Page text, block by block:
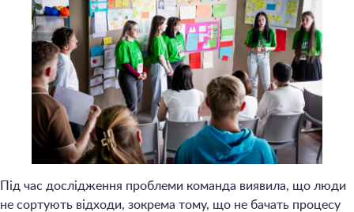
Під час дослідження проблеми команда виявила, що люди
не сортують відходи, зокрема тому, що не бачать процесу